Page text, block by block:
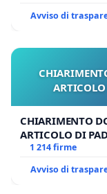
Avviso di
CHIARIMENTO
ARTICOLO DI
1 214 firme
Avviso di